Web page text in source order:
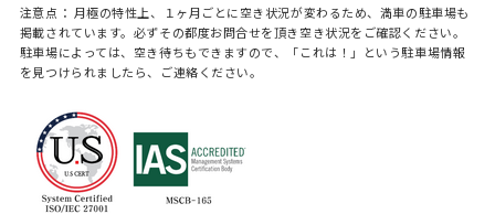
注意点： 月極の特性上、１ヶ月ごとに空き状況が変わるため、満車の駐車場も
掲載されています。必ずその都度お問合せを頂き空き状況をご確認ください。
駐車場によっては、空き待ちもできますので、「これは！」という駐車場情報
を見つけられましたら、ご連絡ください。